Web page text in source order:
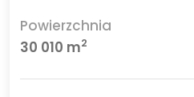
Powierzchnia
30 010 m2